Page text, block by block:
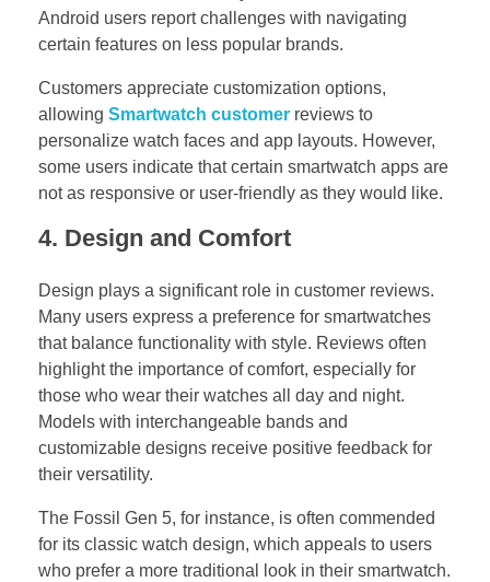
Android users report challenges with navigating
certain features on less popular brands.
Customers appreciate customization options,
allowing Smartwatch customer reviews to
personalize watch faces and app layouts. However,
some users indicate that certain smartwatch apps are
not as responsive or user-friendly as they would like.
4. Design and Comfort
Design plays a significant role in customer reviews.
Many users express a preference for smartwatches
that balance functionality with style. Reviews often
highlight the importance of comfort, especially for
those who wear their watches all day and night.
Models with interchangeable bands and
customizable designs receive positive feedback for
their versatility.
The Fossil Gen 5, for instance, is often commended
for its classic watch design, which appeals to users
who prefer a more traditional look in their smartwatch.